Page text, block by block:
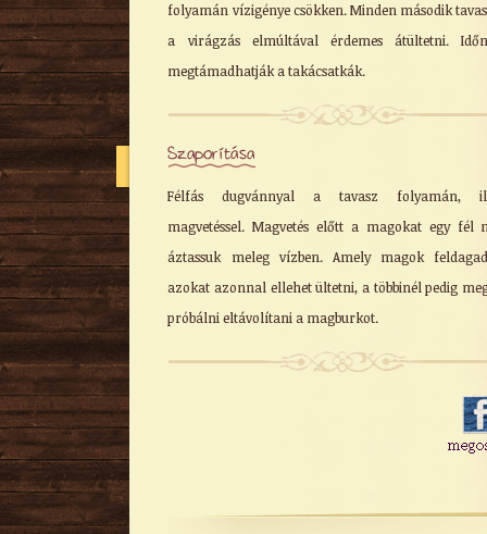
folyamán vízigénye csökken. Minden második
a virágzás elmúltával érdemes átültetni.
megtámadhatják a takácsatkák.
Szaporítása
Félfás dugvánnyal a tavasz folyamán,
magvetéssel. Magvetés előtt a magokat egy fél
áztassuk meleg vízben. Amely magok
azokat azonnal ellehet ültetni, a többinél pedig
próbálni eltávolítani a magburkot.